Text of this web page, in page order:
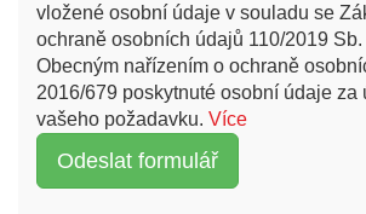
vložené osobní údaje v souladu se
ochraně osobních údajů 110/2019
Obecným nařízením o ochraně
2016/679 poskytnuté osobní údaje za
vašeho požadavku. Více